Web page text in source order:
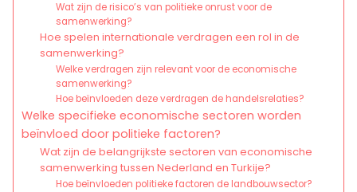
Wat zijn de risico’s van politieke onrust voor de
samenwerking?
Hoe spelen internationale verdragen een rol in de
samenwerking?
Welke verdragen zijn relevant voor de economische
samenwerking?
Hoe beïnvloeden deze verdragen de handelsrelaties?
Welke specifieke economische sectoren worden
beïnvloed door politieke factoren?
Wat zijn de belangrijkste sectoren van economische
samenwerking tussen Nederland en Turkije?
Hoe beïnvloeden politieke factoren de landbouwsector?